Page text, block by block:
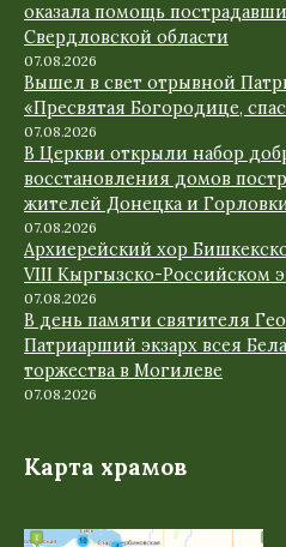
оказала помощь
Свердловской области
07.08.2026
Вышел в свет отрывной
«Пресвятая Богородице,
07.08.2026
В Церкви открыли набор
восстановления домов
жителей Донецка и
07.08.2026
Архиерейский хор
VIII Кыргызско-Российском
07.08.2026
В день памяти святителя
Патриарший экзарх всея
торжества в Могилеве
07.08.2026
Карта храмов